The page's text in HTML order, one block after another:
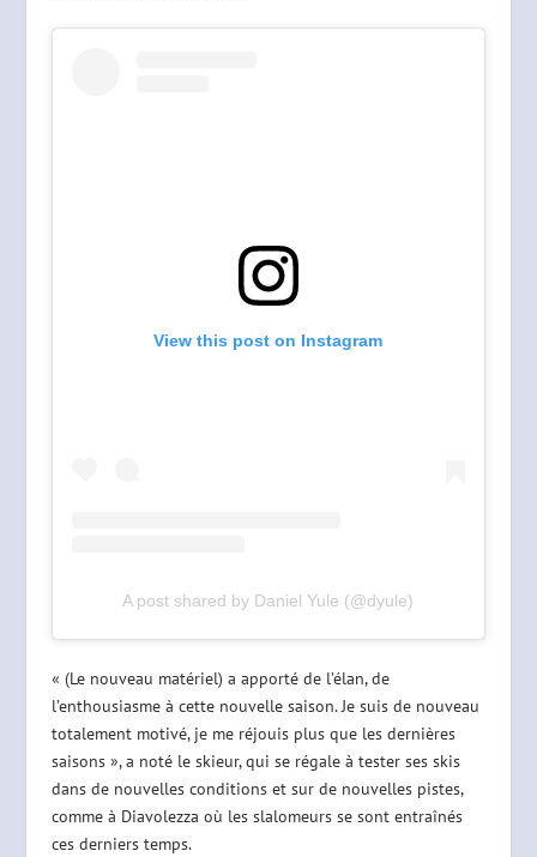
View this post on Instagram
A post shared by Daniel Yule (@dyule)
« (Le nouveau matériel) a apporté de l’élan, de
l’enthousiasme à cette nouvelle saison. Je suis de nouveau
totalement motivé, je me réjouis plus que les dernières
saisons », a noté le skieur, qui se régale à tester ses skis
dans de nouvelles conditions et sur de nouvelles pistes,
comme à Diavolezza où les slalomeurs se sont entraînés
ces derniers temps.